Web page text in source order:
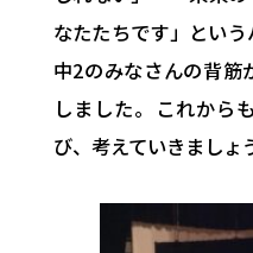
なたたちです」という
中2のみなさんの背筋
しました。これから
び、考えていきましょ